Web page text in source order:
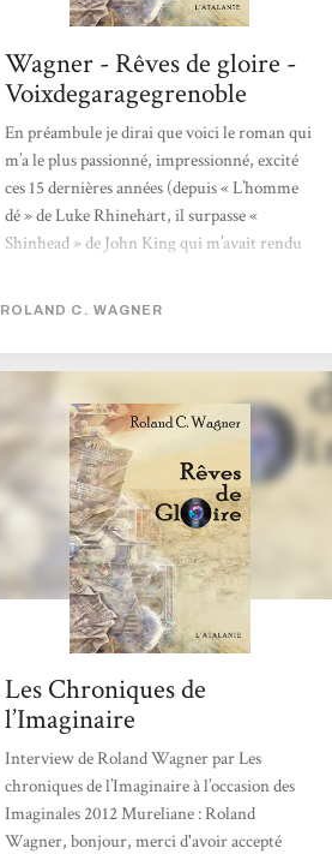
Wagner - Rêves de gloire -
Voixdegaragegrenoble
En préambule je dirai que voici le roman qui
m’a le plus passionné, impressionné, excité
ces 15 dernières années (depuis « L’homme
dé » de Luke Rhinehart, il surpasse «
Shinhead » de John King qui m’avait rendu
plus court je n’en serai pas moins
Rêves de gloire est une ‘uchronie Rock’ (mais
bien sûr tellement plus que ça) où,...
ROLAND C. WAGNER
Les Chroniques de
l’Imaginaire
Interview de Roland Wagner par Les
chroniques de l’Imaginaire à l’occasion des
Imaginales 2012 Mureliane : Roland
Wagner, bonjour, merci d'avoir accepté